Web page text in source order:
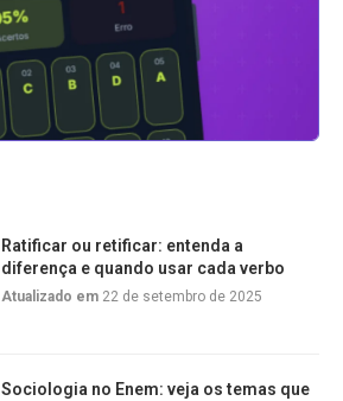
Ratificar ou retificar: entenda a
diferença e quando usar cada verbo
Atualizado em 22 de setembro de 2025
Sociologia no Enem: veja os temas que